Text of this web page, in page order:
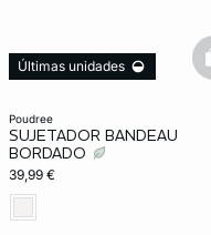
poudree
SUJETADOR BANDEAU
BORDADO
39,99 €
Últimas unidades